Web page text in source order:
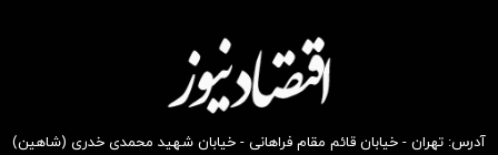
کالا
موجود
است
آدرس: تهران - خیابان قائم مقام فراهانی - خیابان شهید محمدی خدری (شاهین)